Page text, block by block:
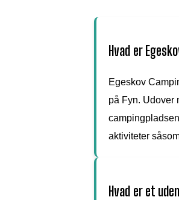
Hvad er
Egeskov
på Fyn. Udover
aktiviteter
Hvad er et